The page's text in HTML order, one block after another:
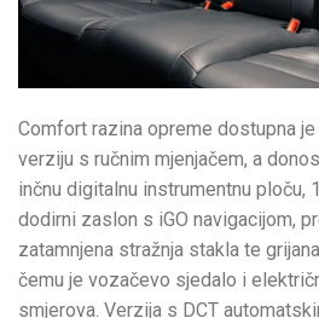
Comfort razina opreme dostupna
verziju s ručnim mjenjačem, a
inčnu digitalnu instrumentnu ploču,
dodirni zaslon s iGO navigacijom,
zatamnjena stražnja stakla te
čemu je vozačevo sjedalo i
smjerova. Verzija s DCT